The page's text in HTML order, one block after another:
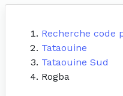
Recherche code
Tataouine
Tataouine Sud
Rogba